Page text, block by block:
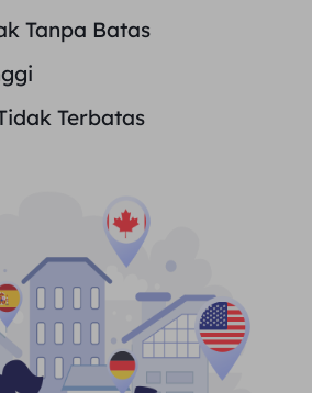
Tanpa Batas
Terbatas